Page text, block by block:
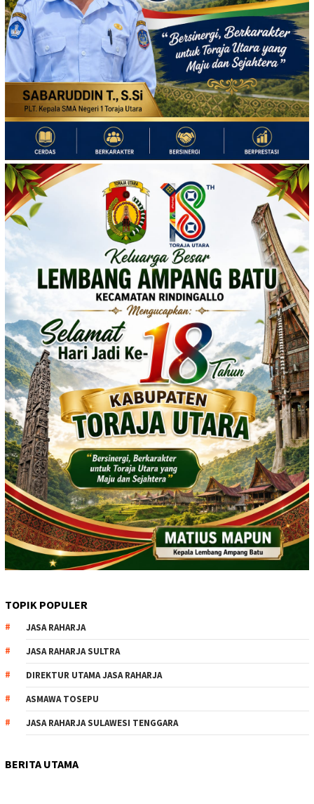
TOPIK POPULER
JASA RAHARJA
JASA RAHARJA SULTRA
DIREKTUR UTAMA JASA RAHARJA
ASMAWA TOSEPU
JASA RAHARJA SULAWESI TENGGARA
BERITA UTAMA